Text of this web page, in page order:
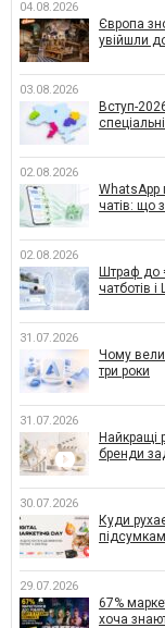
04.08.2026
Європа
увійшли
03.08.2026
Вступ-
02.08.2026
WhatsApp
чатів: що
02.08.2026
Штраф до
чатботів і
31.07.2026
Чому
три роки
31.07.2026
Найкращі
бренди
30.07.2026
Куди
29.07.2026
67%
хоча